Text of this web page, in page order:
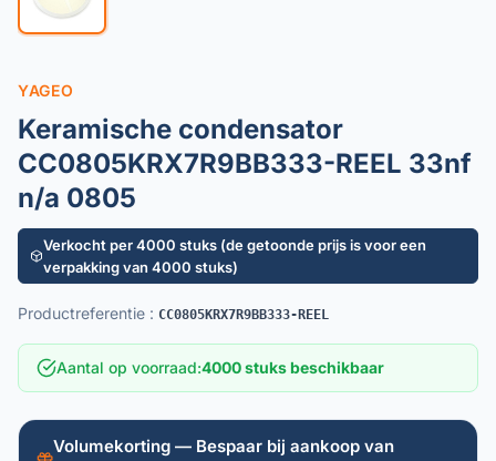
YAGEO
Keramische condensator
CC0805KRX7R9BB333-REEL 33nf
n/a 0805
Verkocht per 4000 stuks (de getoonde prijs is voor een
verpakking van 4000 stuks)
Productreferentie : CC0805KRX7R9BB333-REEL
Aantal op voorraad:4000 stuks beschikbaar
Volumekorting — Bespaar bij aankoop van